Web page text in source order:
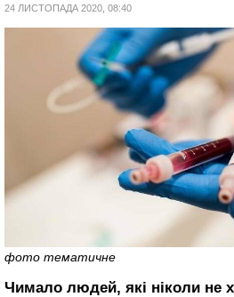
24 ЛИСТОПАДА 2020, 08:40
фото тематичне
Чимало людей, які ніколи не